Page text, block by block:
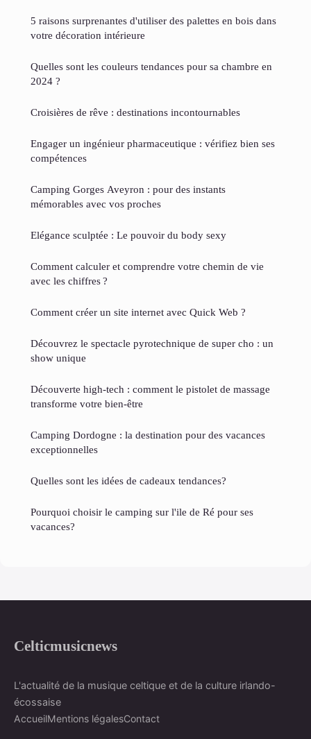
5 raisons surprenantes d'utiliser des palettes en bois dans
votre décoration intérieure
Quelles sont les couleurs tendances pour sa chambre en
2024 ?
Croisières de rêve : destinations incontournables
Engager un ingénieur pharmaceutique : vérifiez bien ses
compétences
Camping Gorges Aveyron : pour des instants
mémorables avec vos proches
Elégance sculptée : Le pouvoir du body sexy
Comment calculer et comprendre votre chemin de vie
avec les chiffres ?
Comment créer un site internet avec Quick Web ?
Découvrez le spectacle pyrotechnique de super cho : un
show unique
Découverte high-tech : comment le pistolet de massage
transforme votre bien-être
Camping Dordogne : la destination pour des vacances
exceptionnelles
Quelles sont les idées de cadeaux tendances?
Pourquoi choisir le camping sur l'ile de Ré pour ses
vacances?
Celticmusicnews
L'actualité de la musique celtique et de la culture irlando-
écossaise
AccueilMentions légalesContact